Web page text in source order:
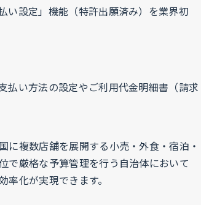
い設定」機能（特許出願済み）を業界初
払い方法の設定やご利用代金明細書（請求
複数店舗を展開する小売・外食・宿泊・
で厳格な予算管理を行う自治体において
化が実現できます。